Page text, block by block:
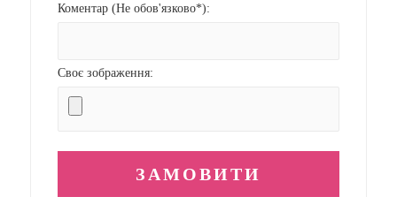
Коментар (Не обов'язково*):
Своє зображення: